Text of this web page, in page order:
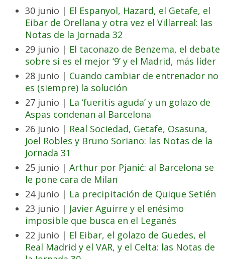
30 junio | El Espanyol, Hazard, el Getafe, el
Eibar de Orellana y otra vez el Villarreal: las
Notas de la Jornada 32
29 junio | El taconazo de Benzema, el debate
sobre si es el mejor ‘9’ y el Madrid, más líder
28 junio | Cuando cambiar de entrenador no
es (siempre) la solución
27 junio | La ‘fueritis aguda’ y un golazo de
Aspas condenan al Barcelona
26 junio | Real Sociedad, Getafe, Osasuna,
Joel Robles y Bruno Soriano: las Notas de la
Jornada 31
25 junio | Arthur por Pjanić: al Barcelona se
le pone cara de Milan
24 junio | La precipitación de Quique Setién
23 junio | Javier Aguirre y el enésimo
imposible que busca en el Leganés
22 junio | El Eibar, el golazo de Guedes, el
Real Madrid y el VAR, y el Celta: las Notas de